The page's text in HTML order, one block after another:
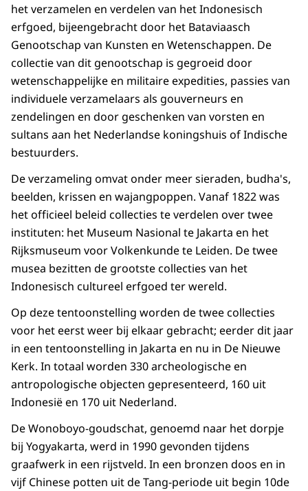
het verzamelen en verdelen van het Indonesisch
erfgoed, bijeengebracht door het Bataviaasch
Genootschap van Kunsten en Wetenschappen. De
collectie van dit genootschap is gegroeid door
wetenschappelijke en militaire expedities, passies van
individuele verzamelaars als gouverneurs en
zendelingen en door geschenken van vorsten en
sultans aan het Nederlandse koningshuis of Indische
bestuurders.
De verzameling omvat onder meer sieraden, budha's,
beelden, krissen en wajangpoppen. Vanaf 1822 was
het officieel beleid collecties te verdelen over twee
instituten: het Museum Nasional te Jakarta en het
Rijksmuseum voor Volkenkunde te Leiden. De twee
musea bezitten de grootste collecties van het
Indonesisch cultureel erfgoed ter wereld.
Op deze tentoonstelling worden de twee collecties
voor het eerst weer bij elkaar gebracht; eerder dit jaar
in een tentoonstelling in Jakarta en nu in De Nieuwe
Kerk. In totaal worden 330 archeologische en
antropologische objecten gepresenteerd, 160 uit
Indonesië en 170 uit Nederland.
De Wonoboyo-goudschat, genoemd naar het dorpje
bij Yogyakarta, werd in 1990 gevonden tijdens
graafwerk in een rijstveld. In een bronzen doos en in
vijf Chinese potten uit de Tang-periode uit begin 10de